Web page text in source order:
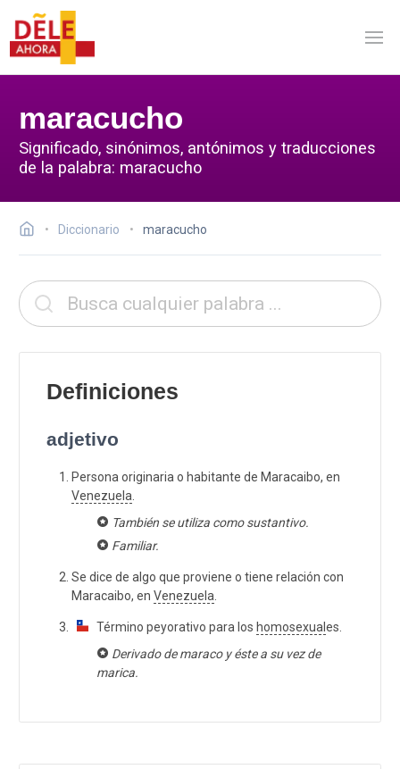
maracucho
Significado, sinónimos, antónimos y traducciones
de la palabra: maracucho
Diccionario maracucho
Definiciones
adjetivo
Persona originaria o habitante de Maracaibo, en
Venezuela
También se utiliza como sustantivo.
Familiar.
Se dice de algo que proviene o tiene relación con
Maracaibo, en Venezuela.
Término peyorativo para los homosexuales.
Derivado de maraco y éste a su vez de
marica.